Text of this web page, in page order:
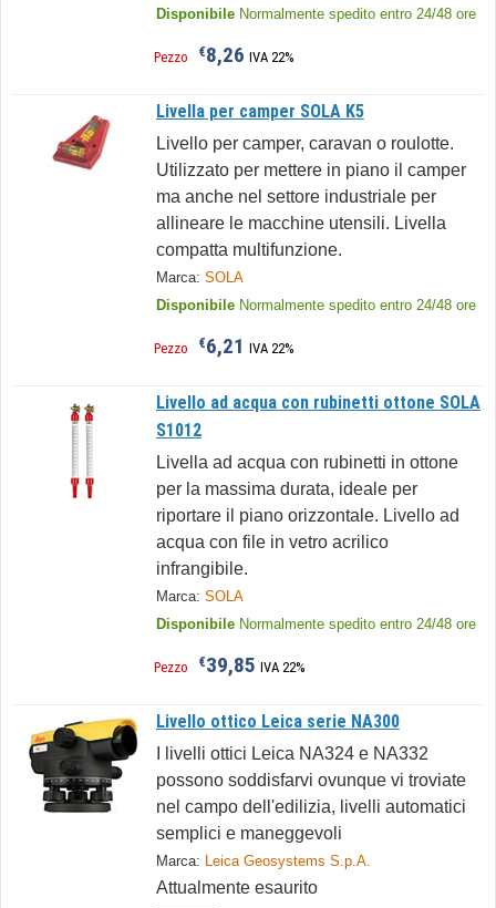
Disponibile Normalmente spedito entro 24/48 ore
Pezzo €8,26 IVA 22%
Livella per camper SOLA K5
Livello per camper, caravan o roulotte.
Utilizzato per mettere in piano il camper
ma anche nel settore industriale per
allineare le macchine utensili. Livella
compatta multifunzione.
Marca: SOLA
Disponibile Normalmente spedito entro 24/48 ore
Pezzo €6,21 IVA 22%
Livello ad acqua con rubinetti ottone SOLA
S1012
Livella ad acqua con rubinetti in ottone
per la massima durata, ideale per
riportare il piano orizzontale. Livello ad
acqua con file in vetro acrilico
infrangibile.
Marca: SOLA
Disponibile Normalmente spedito entro 24/48 ore
Pezzo €39,85 IVA 22%
Livello ottico Leica serie NA300
I livelli ottici Leica NA324 e NA332
possono soddisfarvi ovunque vi troviate
nel campo dell'edilizia, livelli automatici
semplici e maneggevoli
Marca: Leica Geosystems S.p.A.
Attualmente esaurito